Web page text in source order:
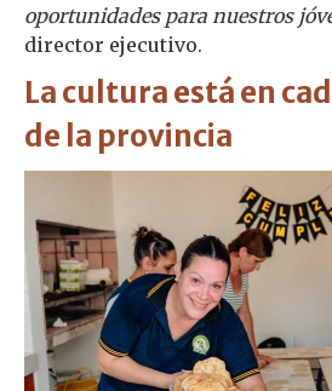
oportunidades para nuestros
director ejecutivo.
La cultura está en
de la provincia